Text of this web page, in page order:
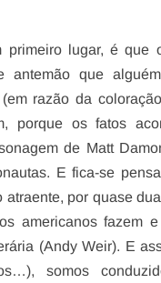
lugar, é que
antemão que
(em razão da
porque os fatos
de Matt
E fica-se
por quase
americanos fazem
(Andy Weir). E
somos